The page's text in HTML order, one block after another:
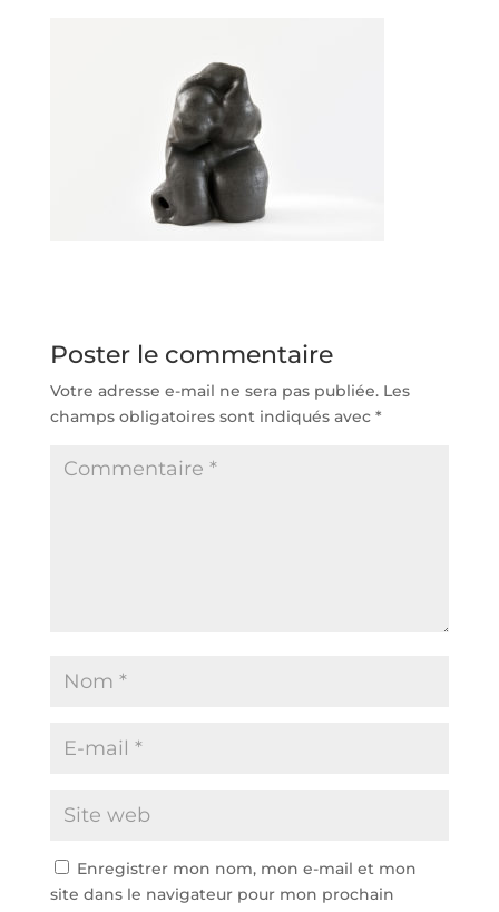
Poster le commentaire
Votre adresse e-mail ne sera pas publiée. Les
champs obligatoires sont indiqués avec *
Enregistrer mon nom, mon e-mail et mon
site dans le navigateur pour mon prochain